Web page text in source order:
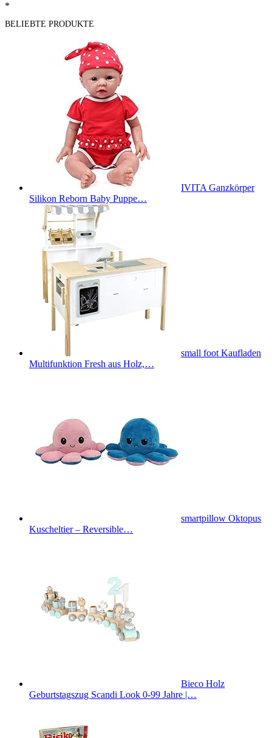
*
BELIEBTE PRODUKTE
IVITA Ganzkörper
Silikon Reborn Baby Puppe…
small foot Kaufladen
Multifunktion Fresh aus Holz,…
smartpillow Oktopus
Kuscheltier – Reversible…
Bieco Holz
Geburtstagszug Scandi Look 0-99 Jahre |…